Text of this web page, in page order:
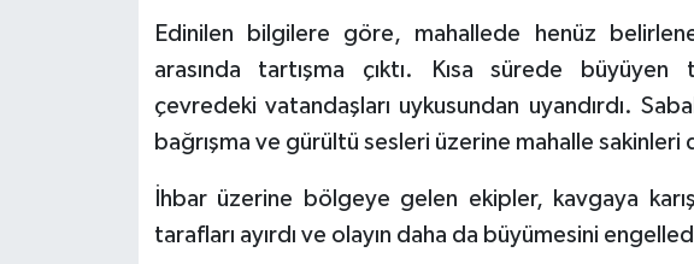
Edinilen bilgilere göre, mahallede henüz
arasında tartışma çıktı. Kısa sürede büyüyen
çevredeki vatandaşları uykusundan uyandırdı.
bağrışma ve gürültü sesleri üzerine mahalle
İhbar üzerine bölgeye gelen ekipler, kavgaya
tarafları ayırdı ve olayın daha da büyümesini
Teknoloji